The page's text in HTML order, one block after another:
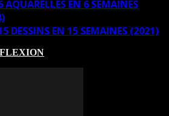
AQUARELLES EN 6 SEMAINES
DESSINS EN 15 SEMAINES (2021)